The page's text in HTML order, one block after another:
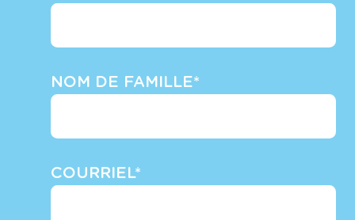
NOM DE FAMILLE*
COURRIEL*